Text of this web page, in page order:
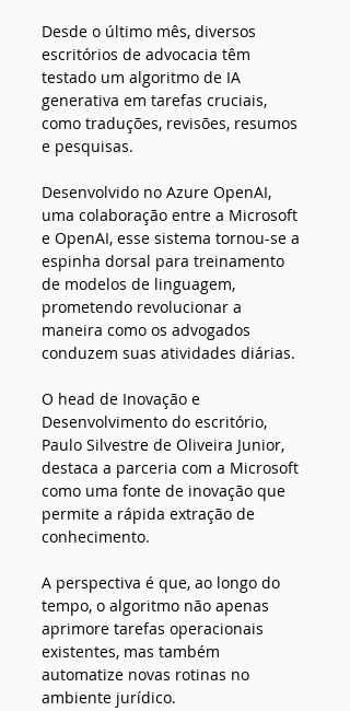
Desde o último mês, diversos
escritórios de advocacia têm
testado um algoritmo de IA
generativa em tarefas cruciais,
como traduções, revisões, resumos
e pesquisas.
Desenvolvido no Azure OpenAI,
uma colaboração entre a Microsoft
e OpenAI, esse sistema tornou-se a
espinha dorsal para treinamento
de modelos de linguagem,
prometendo revolucionar a
maneira como os advogados
conduzem suas atividades diárias.
O head de Inovação e
Desenvolvimento do escritório,
Paulo Silvestre de Oliveira Junior,
destaca a parceria com a Microsoft
como uma fonte de inovação que
permite a rápida extração de
conhecimento.
A perspectiva é que, ao longo do
tempo, o algoritmo não apenas
aprimore tarefas operacionais
existentes, mas também
automatize novas rotinas no
ambiente jurídico.